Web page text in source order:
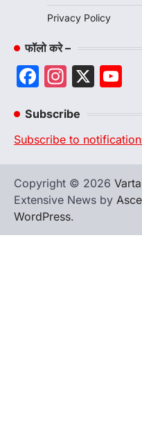
Privacy Policy
फॉलो करे –
Facebook
X
Subscribe
Subscribe to
Copyright © 2026 Varta
Extensive News by
WordPress.